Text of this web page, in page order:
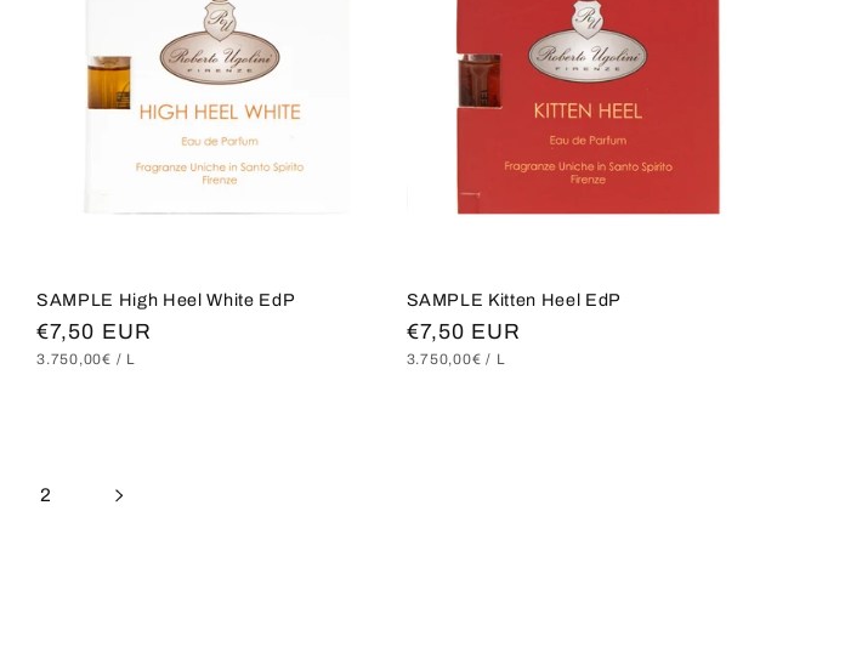
SAMPLE High Heel White EdP
Normaler
Preis
€7,50 EUR
GRUNDPREIS
3.750,00€ / PRO
L
SAMPLE Kitten Heel EdP
Normaler
Preis
€7,50 EUR
GRUNDPREIS
3.750,00€ / PRO
L
2